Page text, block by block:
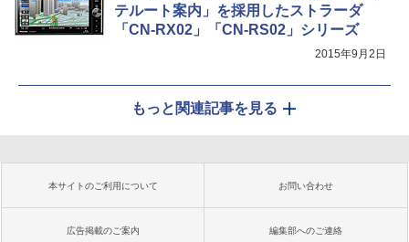
テルート案内」を採用したストラーダ
「CN-RX02」「CN-RS02」シリーズ
2015年9月2日
もっと関連記事を見る
本サイトのご利用について お問い合わせ
広告掲載のご案内 編集部へのご連絡